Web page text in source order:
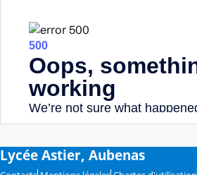
Lycée Astier, Aubenas